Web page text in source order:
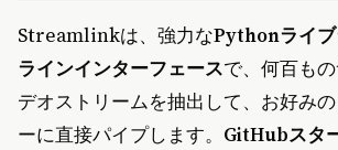
Streamlinkは、強力なPythonライ
ラインインターフェースで、何百も
デオストリームを抽出して、お好み
ーに直接パイプします。 GitHubスタ